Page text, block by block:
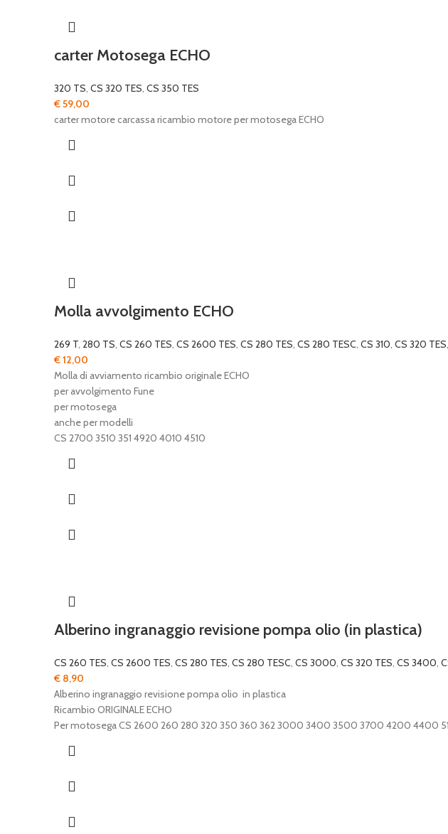
carter Motosega ECHO
320 TS, CS 320 TES, CS 350 TES
€59,00
carter motore carcassa ricambio motore per motosega ECHO
Molla avvolgimento ECHO
269 T, 280 TS, CS 260 TES, CS 2600 TES, CS 280 TES, CS 280 TESC, CS 310, CS 320 TES,
€12,00
Molla di avviamento ricambio originale ECHO
per avvolgimento Fune
per motosega
anche per modelli
CS 2700 3510 351 4920 4010 4510
Alberino ingranaggio revisione pompa olio (in plastica)
CS 260 TES, CS 2600 TES, CS 280 TES, CS 280 TESC, CS 3000, CS 320 TES, CS 3400,
€ 8,90
Alberino ingranaggio revisione pompa olio in plastica
Ricambio ORIGINALE ECHO
Per motosega CS 2600 260 280 320 350 360 362 3000 3400 3500 3700 4200 4400